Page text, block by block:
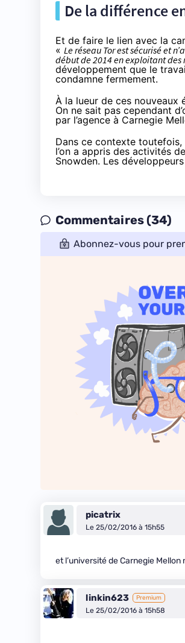
De la différence
Et de faire le lien avec la
« Le réseau Tor est sécurisé et
début de 2014 en exploitant
développement que le
condamne fermement.
À la lueur de ces nouveaux
On ne sait pas cependant
par l’agence à Carnegie
Dans ce contexte
l’on a appris des activités
Snowden. Les
Commentaires (34)
Abonnez-vous pour
picatrix
Le 25/02/2016 à 15h55
et l’université de Carnegie Mellon
linkin623 Premium
Le 25/02/2016 à 15h58